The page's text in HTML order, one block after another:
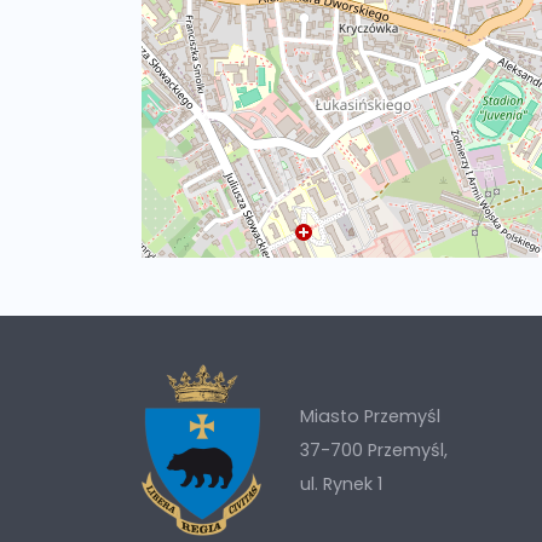
Miasto Przemyśl
37-700 Przemyśl,
ul. Rynek 1